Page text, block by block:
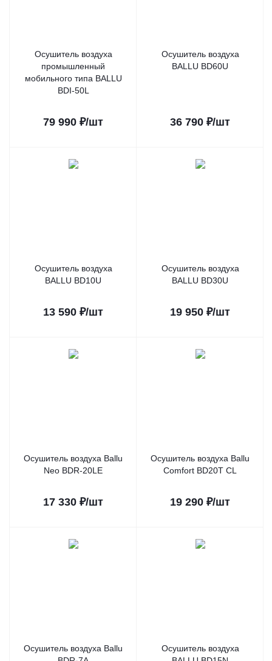
Осушитель воздуха
промышленный
мобильного типа BALLU
BDI-50L
79 990 ₽/шт
Осушитель воздуха
BALLU BD60U
36 790 ₽/шт
Осушитель воздуха
BALLU BD10U
13 590 ₽/шт
Осушитель воздуха
BALLU BD30U
19 950 ₽/шт
Осушитель воздуха Ballu
Neo BDR-20LE
17 330 ₽/шт
Осушитель воздуха Ballu
Comfort BD20T CL
19 290 ₽/шт
Осушитель воздуха Ballu
Осушитель воздуха